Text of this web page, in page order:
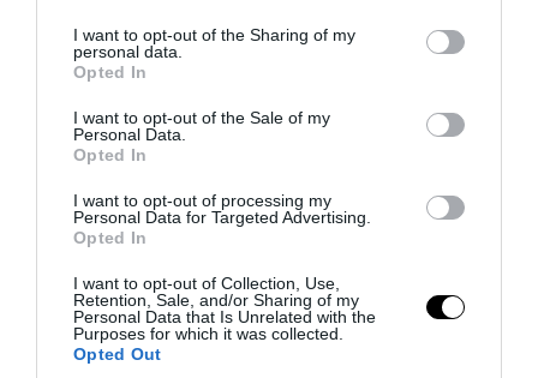
not limited to your visit or usage behaviour. You may click to
grant or deny consent to Google and its third-party tags to
use your data for below specified purposes in below Google
consent section.
I want to opt-out of the Sharing of my
personal data.
Opted In
I want to opt-out of the Sale of my
Personal Data.
Opted In
I want to opt-out of processing my
Personal Data for Targeted Advertising.
Opted In
I want to opt-out of Collection, Use,
Retention, Sale, and/or Sharing of my
Personal Data that Is Unrelated with the
Purposes for which it was collected.
Opted Out
Τ.Μελόνι «Δεν δεχόμαστε τελεσίγραφα»
– Σκληρή κόντρα Ρώμης–Μαδρίτης για τα
σύνορα Σένγκεν
07.08.2026 | 18:59